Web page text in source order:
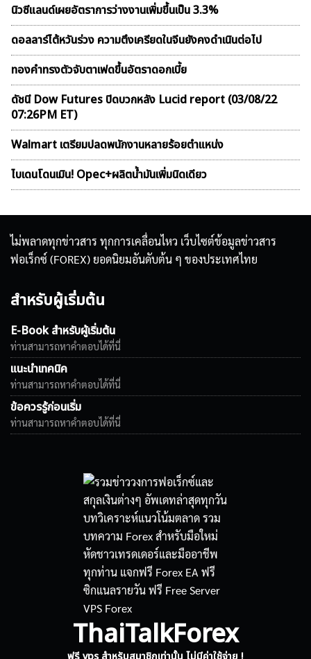
นิวซีแลนด์เผยอัตราการว่างงานเพิ่มขึ้นเป็น 3.3%
ดอลลาร์ไต้หวันร่วง ความตึงเครียดในจีนยังคงดำเนินต่อไป
ทองคำทรงตัวจับตาเฟดขึ้นอัตราดอกเบี้ย
ดัชนี Dow Futures ปิดบวกหลัง Lucid report (03/08/22
07:26PM ET)
Walmart เตรียมปลดพนักงานหลายร้อยตำแหน่ง
ไบเดนโดนเมิน! Opec+ผลิตน้ำมันเพิ่มนิดเดียว
ไม่พลาดทุกข่าวสาร ทุกการเคลื่อนไหว เว็บไซต์ข้อมูลข่าวสาร
ฟอเร็กซ์ (FOREX) ยอดนิยมอันดับต้น ๆ ของประเทศไทย
สำหรับผู้เริ่มต้น
E-Book สำหรับผู้เริ่มต้น
ท่านสามารถหาคำตอบได้ที่นี่
แนะนำเทคนิค
ท่านสามารถหาคำตอบได้ที่นี่
ข้อควรรู้ก่อนเริ่ม
ท่านสามารถหาคำตอบได้ที่นี่
ThaiTalkForex